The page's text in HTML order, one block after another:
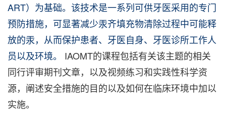
ART）为基础。该技术是一系列可供牙医采用的专门
预防措施，可显著减少汞齐填充物清除过程中可能释
放的汞，从而保护患者、牙医自身、牙医诊所工作人
员以及环境。
IAOMT的课程包括有关该主题的相关
同行评审期刊文章，以及视频练习和实践性科学资
源，阐述安全措施的目的以及如何在临床环境中加以
实施。